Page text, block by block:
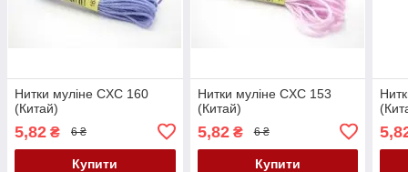
Нитки муліне CXC 160
(Китай)
5,82 ₴ 6 ₴
Купити
Нитки муліне CXC 153
(Китай)
5,82₴ 6 ₴
Купити